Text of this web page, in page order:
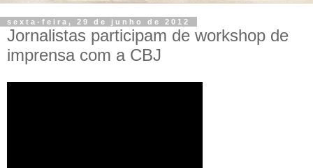
sexta-feira, 29 de junho de 2012
Jornalistas participam de workshop de
imprensa com a CBJ